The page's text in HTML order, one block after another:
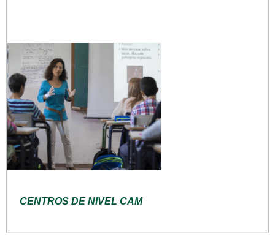
CENTROS DE NIVEL CAM